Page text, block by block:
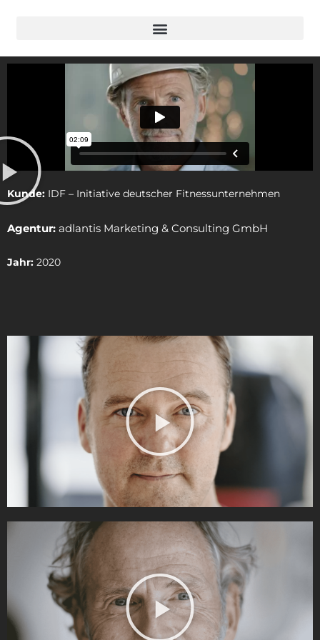
Kunde: IDF – Initiative deutscher Fitnessunternehmen
Agentur: adlantis Marketing & Consulting GmbH
Jahr: 2020